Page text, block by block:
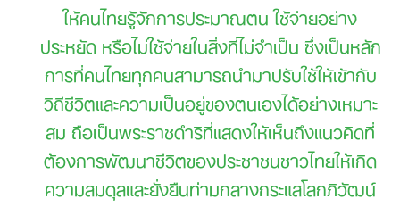
ให้คนไทยรู้จักการประมาณตน ใช้จ่ายอย่าง
ประหยัด หรือไม่ใช้จ่ายในสิ่งที่ไม่จำเป็น ซึ่งเป็นหลัก
การที่คนไทยทุกคนสามารถนำมาปรับใช้ให้เข้ากับ
วิถีชีวิตและความเป็นอยู่ของตนเองได้อย่างเหมาะ
สม ถือเป็นพระราชดำริที่แสดงให้เห็นถึงแนวคิดที่
ต้องการพัฒนาชีวิตของประชาชนชาวไทยให้เกิด
ความสมดุลและยั่งยืนท่ามกลางกระแสโลกภิวัฒน์